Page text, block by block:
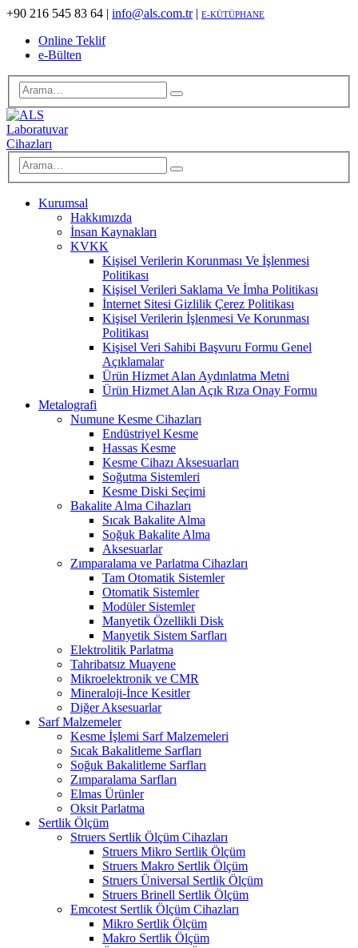
+90 216 545 83 64 | info@als.com.tr| E-KÜTÜPHANE
Online Teklif
e-Bülten
Kurumsal
Hakkımızda
İnsan Kaynakları
KVKK
Kişisel Verilerin Korunması Ve İşlenmesi
Politikası
Kişisel Verileri Saklama Ve İmha Politikası
İnternet Sitesi Gizlilik Çerez Politikası
Kişisel Verilerin İşlenmesi Ve Korunması
Politikası
Kişisel Veri Sahibi Başvuru Formu Genel
Açıklamalar
Ürün Hizmet Alan Aydınlatma Metni
Ürün Hizmet Alan Açık Rıza Onay Formu
Metalografi
Numune Kesme Cihazları
Endüstriyel Kesme
Hassas Kesme
Kesme Cihazı Aksesuarları
Soğutma Sistemleri
Kesme Diski Seçimi
Bakalite Alma Cihazları
Sıcak Bakalite Alma
Soğuk Bakalite Alma
Aksesuarlar
Zımparalama ve Parlatma Cihazları
Tam Otomatik Sistemler
Otomatik Sistemler
Modüler Sistemler
Manyetik Özellikli Disk
Manyetik Sistem Sarfları
Elektrolitik Parlatma
Tahribatsız Muayene
Mikroelektronik ve CMR
Mineraloji-İnce Kesitler
Diğer Aksesuarlar
Sarf Malzemeler
Kesme İşlemi Sarf Malzemeleri
Sıcak Bakalitleme Sarfları
Soğuk Bakalitleme Sarfları
Zımparalama Sarfları
Elmas Ürünler
Oksit Parlatma
Sertlik Ölçüm
Struers Sertlik Ölçüm Cihazları
Struers Mikro Sertlik Ölçüm
Struers Makro Sertlik Ölçüm
Struers Üniversal Sertlik Ölçüm
Struers Brinell Sertlik Ölçüm
Emcotest Sertlik Ölçüm Cihazları
Mikro Sertlik Ölçüm
Makro Sertlik Ölçüm